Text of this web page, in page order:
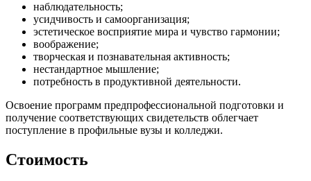
наблюдательность;
усидчивость и самоорганизация;
эстетическое восприятие мира и чувство гармонии;
воображение;
творческая и познавательная активность;
нестандартное мышление;
потребность в продуктивной деятельности.
Освоение программ предпрофессиональной подготовки и
получение соответствующих свидетельств облегчает
поступление в профильные вузы и колледжи.
Стоимость